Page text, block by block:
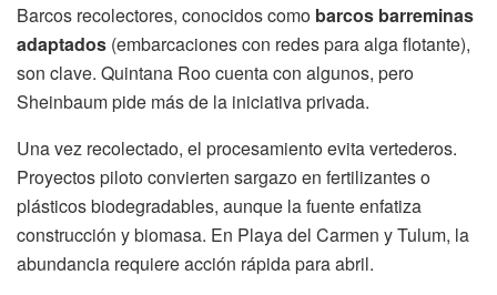
Barcos recolectores, conocidos como barcos barreminas
adaptados (embarcaciones con redes para alga flotante),
son clave. Quintana Roo cuenta con algunos, pero
Sheinbaum pide más de la iniciativa privada.
Una vez recolectado, el procesamiento evita vertederos.
Proyectos piloto convierten sargazo en fertilizantes o
plásticos biodegradables, aunque la fuente enfatiza
construcción y biomasa. En Playa del Carmen y Tulum, la
abundancia requiere acción rápida para abril.